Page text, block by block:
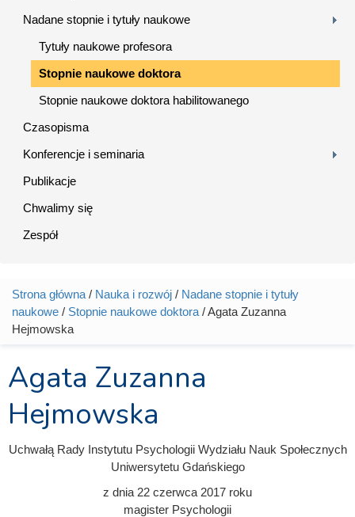
Nadane stopnie i tytuły naukowe
Tytuły naukowe profesora
Stopnie naukowe doktora
Stopnie naukowe doktora habilitowanego
Czasopisma
Konferencje i seminaria
Publikacje
Chwalimy się
Zespół
Jesteś tutaj
Strona główna / Nauka i rozwój / Nadane stopnie i tytuły
naukowe / Stopnie naukowe doktora / Agata Zuzanna
Hejmowska
Agata Zuzanna
Hejmowska
Uchwałą Rady Instytutu Psychologii Wydziału Nauk Społecznych
Uniwersytetu Gdańskiego
z dnia 22 czerwca 2017 roku
magister Psychologii